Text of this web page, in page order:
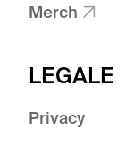
Merch 
LEGALE
Privacy